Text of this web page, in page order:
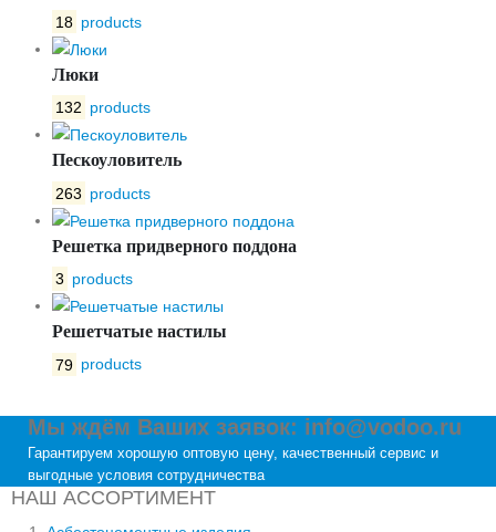
18 products
Люки
132 products
Пескоуловитель
263 products
Решетка придверного поддона
3 products
Решетчатые настилы
79 products
Мы ждём Ваших заявок: info@vodoo.ru
Гарантируем хорошую оптовую цену, качественный сервис и
выгодные условия сотрудничества
НАШ АССОРТИМЕНТ